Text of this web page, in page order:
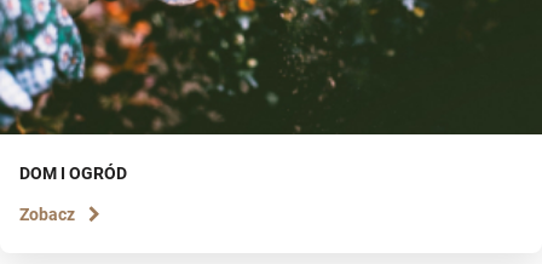
DOM I OGRÓD
Zobacz